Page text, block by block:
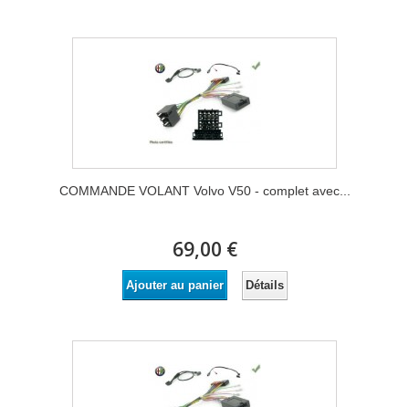
COMMANDE VOLANT Volvo V50 - complet avec...
69,00 €
Ajouter au panier Détails